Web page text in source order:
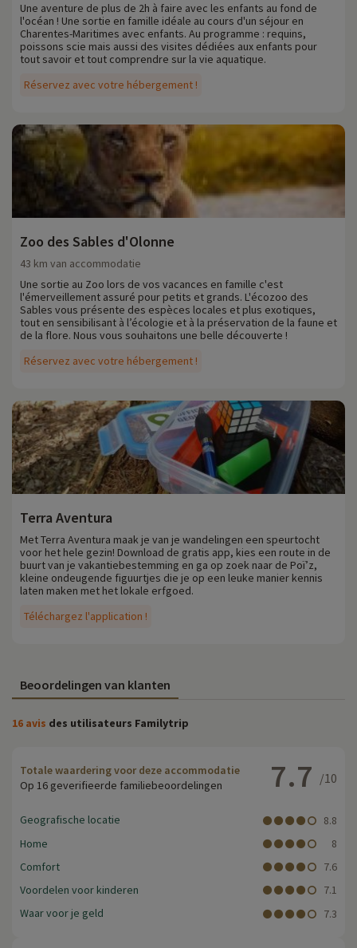
Réservez avec votre hébergement !
Une aventure de plus de 2h à faire avec les enfants au fond de
l'océan ! Une sortie en famille idéale au cours d'un séjour en
Charentes-Maritimes avec enfants. Au programme : requins,
poissons scie mais aussi des visites dédiées aux enfants pour
tout savoir et tout comprendre sur la vie aquatique.
Zoo des Sables d'Olonne
Réservez avec votre hébergement !
43 km van accommodatie
Une sortie au Zoo lors de vos vacances en famille c'est
l'émerveillement assuré pour petits et grands. L'écozoo des
Sables vous présente des espèces locales et plus exotiques,
tout en sensibilisant à l’écologie et à la préservation de la faune et
de la flore. Nous vous souhaitons une belle découverte !
Terra Aventura
Téléchargez l'application !
Met Terra Aventura maak je van je wandelingen een speurtocht
voor het hele gezin! Download de gratis app, kies een route in de
buurt van je vakantiebestemming en ga op zoek naar de Poï’z,
kleine ondeugende figuurtjes die je op een leuke manier kennis
laten maken met het lokale erfgoed.
Beoordelingen van klanten
16 avis des utilisateurs Familytrip
Totale waardering voor deze accommodatie
Op 16 geverifieerde familiebeoordelingen
7.7 /10
Geografische locatie
8.8
Home
8
Comfort
7.6
Voordelen voor kinderen
7.1
Waar voor je geld
7.3